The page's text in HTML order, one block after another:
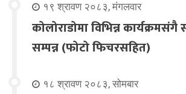
१९ श्रावण २०८३, मंगलवार
कोलोराडोमा विभिन्न
सम्पन्न (फोटो फिचरसहित)
१८ श्रावण २०८३, सोमबार